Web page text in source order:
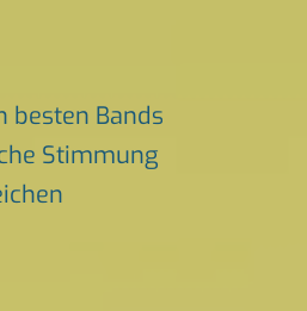
besten Bands
Stimmung